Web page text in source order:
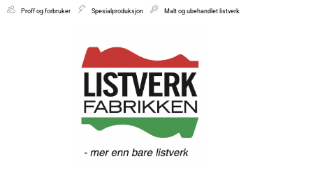
Proff og forbruker Spesialproduksjon Malt og ubehandlet listverk